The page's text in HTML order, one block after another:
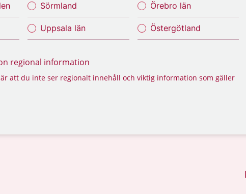
Sörmland
Uppsala län
Örebro län
Östergötland
regional information
att du inte ser regionalt innehåll och viktig information som gäller